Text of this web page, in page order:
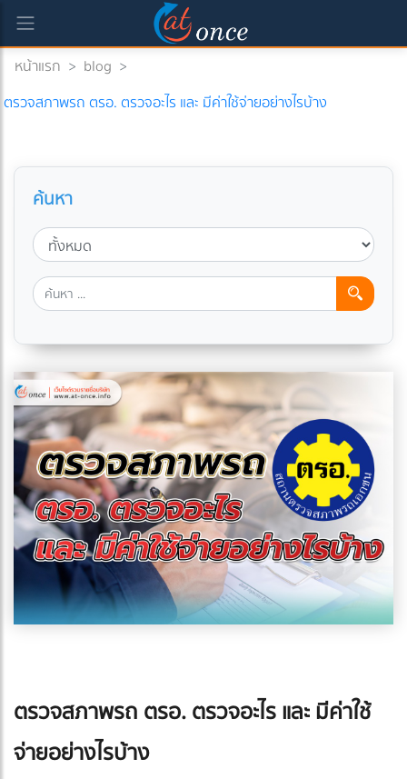
หน้าแรก > blog >
ตรวจสภาพรถ ตรอ. ตรวจอะไร และ มีค่าใช้จ่ายอย่างไรบ้าง
ค้นหา
ตรวจสภาพรถ ตรอ. ตรวจอะไร และ มีค่าใช้
จ่ายอย่างไรบ้าง